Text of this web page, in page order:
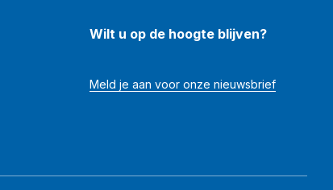
Wilt u op de hoogte blijven?
Meld je aan voor onze nieuwsbrief